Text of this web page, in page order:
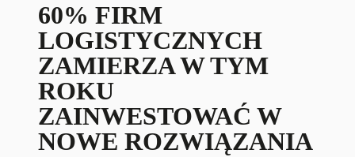
60% FIRM
LOGISTYCZNYCH
ZAMIERZA W TYM
ROKU
ZAINWESTOWAĆ W
NOWE ROZWIĄZANIA